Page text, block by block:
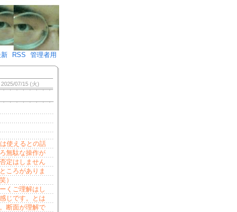
･♪)÷2
RSS 管理者用
2025/07/15 (火)
使えるとの話
無駄な操作が
定はしません
ころがありま
）
くご理解はし
じです。とは
断面が理解で